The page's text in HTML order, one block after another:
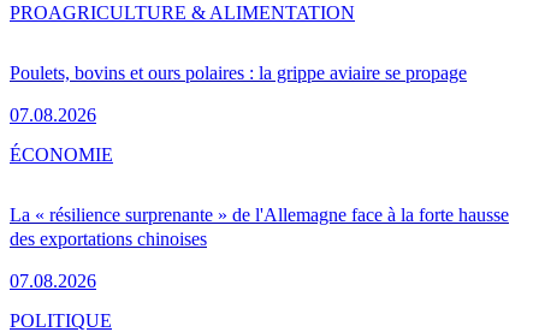
Poulets, bovins et ours polaires : la grippe aviaire se propage
07.08.2026
PROAGRICULTURE & ALIMENTATION
La « résilience surprenante » de l'Allemagne face à la forte hausse
des exportations chinoises
07.08.2026
ÉCONOMIE
POLITIQUE